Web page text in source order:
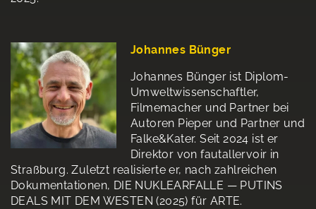
Johannes Bünger
Johannes Bünger ist Diplom-
Umweltwissenschaftler,
Filmemacher und Partner bei
Autoren Pieper und Partner und
Falke&Kater. Seit 2024 ist er
Direktor von fautallervoir in
Straßburg. Zuletzt realisierte er, nach zahlreichen
Dokumentationen, DIE NUKLEARFALLE — PUTINS
DEALS MIT DEM WESTEN (2025) für ARTE.